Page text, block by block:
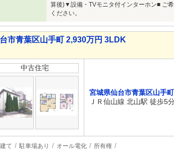
算後)▼設備・TVモニタ付インターホン■
ください。
市青葉区山手町 2,930万円 3LDK
中古住宅
宮城県仙台市青葉区山手町
ＪＲ仙山線 北山駅 徒歩5
て 駐車場あり オール電化 所有権